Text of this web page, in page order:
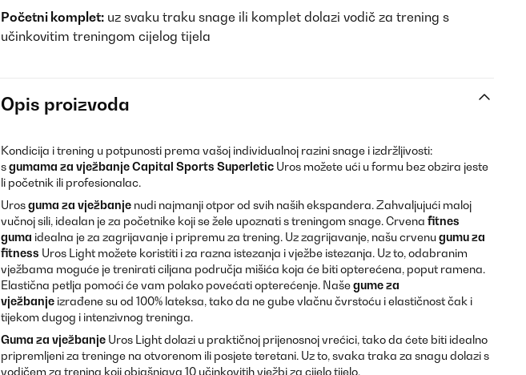
Početni komplet: uz svaku traku snage ili komplet dolazi vodič za trening s
učinkovitim treningom cijelog tijela
Opis proizvoda
Kondicija i trening u potpunosti prema vašoj individualnoj razini snage i izdržljivosti:
sgumama za vježbanje Capital Sports Superletic Uros možete ući u formu bez obzira jeste
li početnik ili profesionalac.
Urosguma za vježbanje nudi najmanji otpor od svih naših ekspandera. Zahvaljujući maloj
vučnoj sili, idealan je za početnike koji se žele upoznati s treningom snage. Crvena fitnes
guma idealna je za zagrijavanje i pripremu za trening. Uz zagrijavanje, našu crvenu gumu za
fitness Uros Light možete koristiti i za razna istezanja i vježbe istezanja. Uz to, odabranim
vježbama moguće je trenirati ciljana područja mišića koja će biti opterećena, poput ramena.
Elastična petlja pomoći će vam polako povećati opterećenje. Našegume za
vježbanje izrađene su od 100% lateksa, tako da ne gube vlačnu čvrstoću i elastičnost čak i
tijekom dugog i intenzivnog treninga.
Guma za vježbanje Uros Light dolazi u praktičnoj prijenosnoj vrećici, tako da ćete biti idealno
pripremljeni za treninge na otvorenom ili posjete teretani. Uz to, svaka traka za snagu dolazi s
vodičem za trening koji objašnjava 10 učinkovitih vježbi za cijelo tijelo.